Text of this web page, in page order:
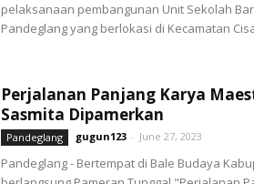
pelaksanaan pembangunan Unit Sekolah
Pandeglang yang berlokasi di Kecamatan
Perjalanan Panjang Karya
Sasmita Dipamerkan
Pandeglang gugun123 - June 27, 2023
Pandeglang - Bertempat di Bale Budaya